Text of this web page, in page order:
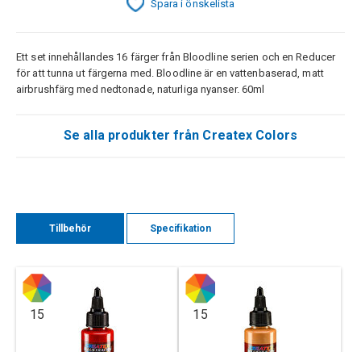
Spara i önskelista
Ett set innehållandes 16 färger från Bloodline serien och en Reducer
för att tunna ut färgerna med. Bloodline är en vattenbaserad, matt
airbrushfärg med nedtonade, naturliga nyanser. 60ml
Se alla produkter från Createx Colors
Tillbehör Specifikation
15 15